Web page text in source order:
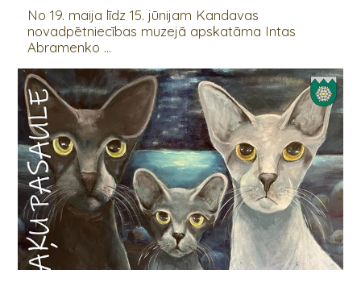
No 19. maija līdz 15. jūnijam Kandavas
novadpētniecības muzejā apskatāma Intas
Abramenko ...